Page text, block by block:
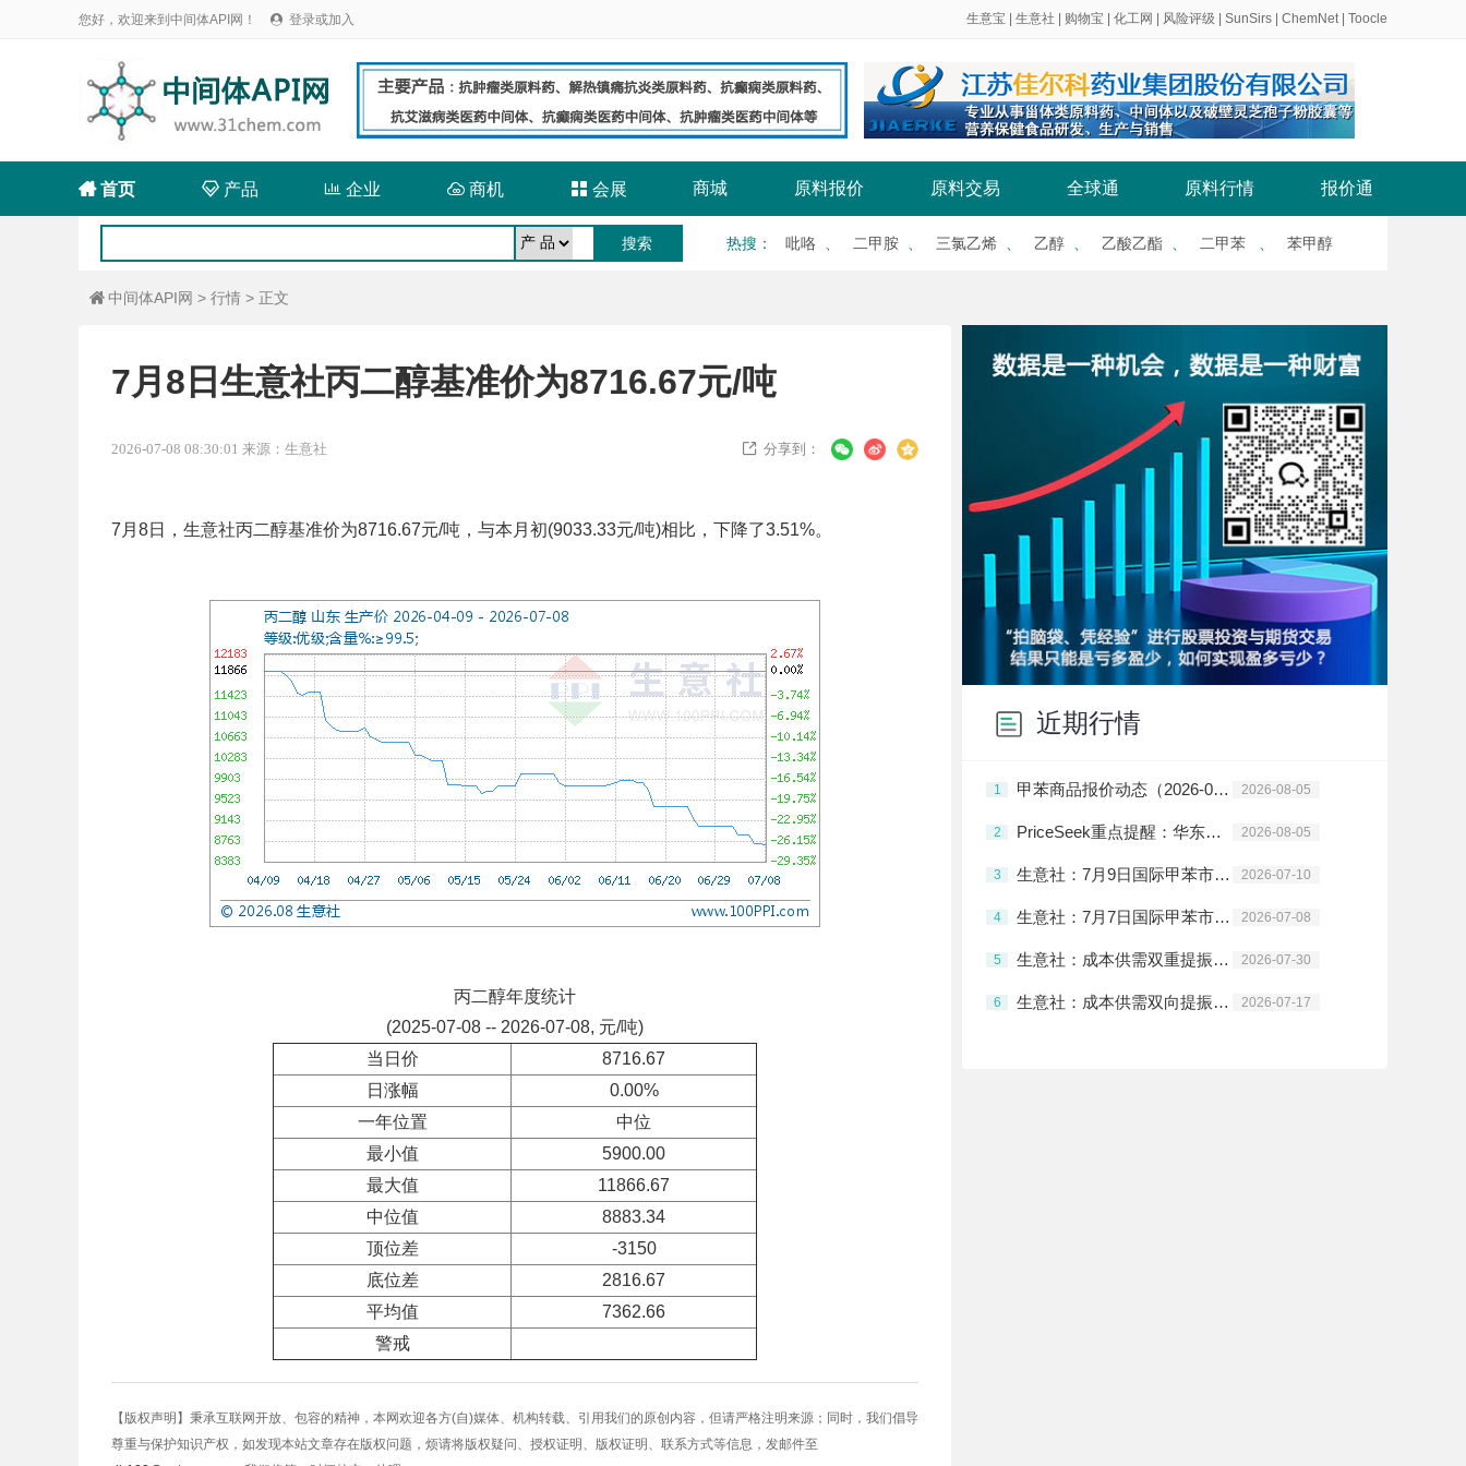
您好，欢迎来到中间体API网！  登录或加入 生意宝 生意社 购物宝 化工网 风险评级 SunSirs ChemNet| Toocle
首页 产品  企业  商机  会展 商城 原料报价 原料交易 全球通 原料行情 报价通
热搜 ： 吡咯 二甲胺 三氯乙烯 乙醇 乙酸乙酯 二甲苯 苯甲醇
 中间体API网 > 行情 > 正文
7月8日生意社丙二醇基准价为8716.67元/吨
2026-07-08 08:30:01 来源：生意社  分享到：
7月8日，生意社丙二醇基准价为8716.67元/吨，与本月初(9033.33元/吨)相比，下降了3.51%。
丙二醇年度统计
(2025-07-08 -- 2026-07-08, 元/吨)
当日价
8716.67
日涨幅
0.00%
一年位置
中位
最小值
5900.00
最大值
11866.67
中位值
8883.34
顶位差
-3150
底位差
2816.67
平均值
7362.66
警戒
【版权声明】秉承互联网开放、包容的精神，本网欢迎各方(自)媒体、机构转载、引用我们的原创内容，但请严格注明来源；同时，我们倡导
尊重与保护知识产权，如发现本站文章存在版权问题，烦请将版权疑问、授权证明、版权证明、联系方式等信息，发邮件至
近期行情
1 甲苯商品报价动态（2026-08-05） 2026-08-05
2 PriceSeek重点提醒：华东二甲苯报价下调 芳烃产业链走势偏弱 2026-08-05
3 生意社：7月9日国际甲苯市场收盘情况 2026-07-10
4 生意社：7月7日国际甲苯市场收盘情况 2026-07-08
5 生意社：成本供需双重提振 7月甲苯市场上行 2026-07-30
6 生意社：成本供需双向提振 甲苯上涨 2026-07-17